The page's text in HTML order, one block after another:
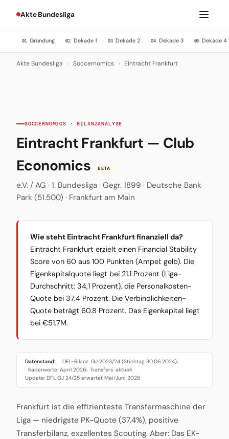
Akte Bundesliga
01 Gründung 02 Dekade 1 03 Dekade 2 04 Dekade 3 05 Dekade 4
Akte Bundesliga › Soccernomics › Eintracht Frankfurt
SOCCERNOMICS · BILANZANALYSE
Eintracht Frankfurt — Club
Economics
BETA
e.V. / AG · 1. Bundesliga · Gegr. 1899 · Deutsche Bank
Park (51.500) · Frankfurt am Main
Wie steht Eintracht Frankfurt finanziell da?
Eintracht Frankfurt erzielt einen Financial Stability
Score von 60 aus 100 Punkten (Ampel: gelb). Die
Eigenkapitalquote liegt bei 21.1 Prozent (Liga-
Durchschnitt: 34,1 Prozent), die Personalkosten-
Quote bei 37.4 Prozent. Die Verbindlichkeiten-
Quote beträgt 60.8 Prozent. Das Eigenkapital liegt
bei €51.7M.
Datenstand: DFL-Bilanz: GJ 2023/24 (Stichtag 30.06.2024)·
Kaderwerte: April 2026· Transfers: aktuell·
Update: DFL GJ 24/25 erwartet Mai/Juni 2026
Frankfurt ist die effizienteste Transfermaschine der
Liga — niedrigste PK-Quote (37,4%), positive
Transferbilanz, exzellentes Scouting. Aber: Das EK-